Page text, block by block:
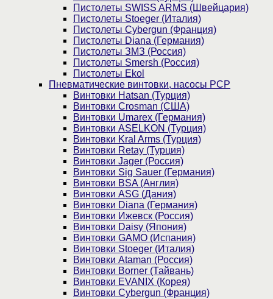
Пистолеты SWISS ARMS (Швейцария)
Пистолеты Stoeger (Италия)
Пистолеты Cybergun (Франция)
Пистолеты Diana (Германия)
Пистолеты ЗМЗ (Россия)
Пистолеты Smersh (Россия)
Пистолеты Ekol
Пневматические винтовки, насосы PCP
Винтовки Hatsan (Турция)
Винтовки Crosman (США)
Винтовки Umarex (Германия)
Винтовки ASELKON (Турция)
Винтовки Kral Arms (Турция)
Винтовки Retay (Турция)
Винтовки Jager (Россия)
Винтовки Sig Sauer (Германия)
Винтовки BSA (Англия)
Винтовки ASG (Дания)
Винтовки Diana (Германия)
Винтовки Ижевск (Россия)
Винтовки Daisy (Япония)
Винтовки GAMO (Испания)
Винтовки Stoeger (Италия)
Винтовки Ataman (Россия)
Винтовки Borner (Тайвань)
Винтовки EVANIX (Корея)
Винтовки Cybergun (Франция)